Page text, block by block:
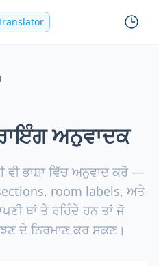
ਅਨੁਵਾਦਕ
ਭਾਸ਼ਾ ਵਿੱਚ ਅਨੁਵਾਦ ਕਰੋ —
room labels, ਅਤੇ
ਥਾਂ ਤੇ ਰਹਿੰਦੇ ਹਨ ਤਾਂ ਜੋ
ਦੇ ਨਿਰਮਾਣ ਕਰ ਸਕਣ।